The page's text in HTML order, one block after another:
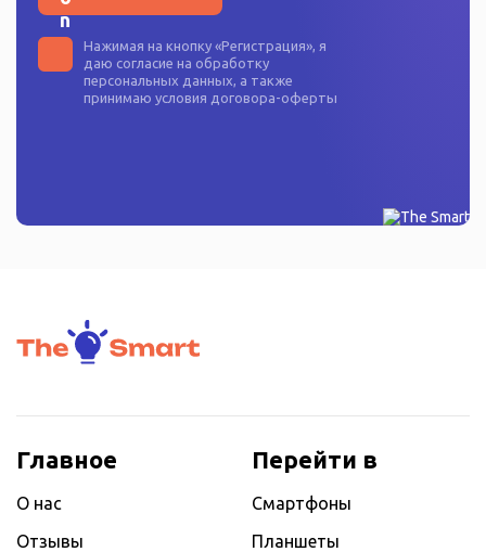
Нажимая на кнопку «Регистрация», я
даю согласие на обработку
персональных данных, а также
принимаю условия договора-оферты
Главное
О нас
Отзывы
Перейти в
Смартфоны
Планшеты